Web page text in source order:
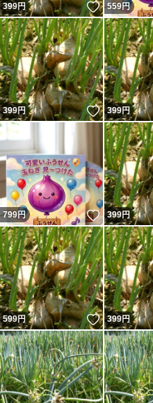
399円 いいね！
559円
399円 いいね！
399円
799円 いいね！
399円
599円 いいね！
399円